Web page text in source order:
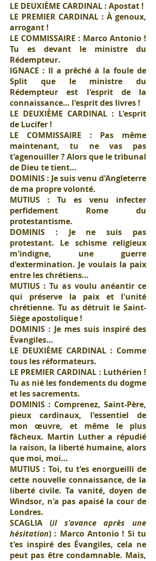
LE DEUXIÈME CARDINAL : Apostat !
LE PREMIER CARDINAL : À genoux,
arrogant !
LE COMMISSAIRE : Marco Antonio !
Tu es devant le ministre du
Rédempteur.
IGNACE : Il a prêché à la foule de
Split que le ministre du
Rédempteur est l'esprit de la
connaissance… l'esprit des livres !
LE DEUXIÈME CARDINAL : L'esprit
de Lucifer !
LE COMMISSAIRE : Pas même
maintenant, tu ne vas pas
t'agenouiller ? Alors que le tribunal
de Dieu te tient…
DOMINIS : Je suis venu d'Angleterre
de ma propre volonté.
MUTIUS : Tu es venu infecter
perfidement Rome du
protestantisme.
DOMINIS : Je ne suis pas
protestant. Le schisme religieux
m'indigne, une guerre
d'extermination. Je voulais la paix
entre les chrétiens…
MUTIUS : Tu as voulu anéantir ce
qui préserve la paix et l'unité
chrétienne. Tu as détruit le Saint-
Siège apostolique !
DOMINIS : Je mes suis inspiré des
Évangiles…
LE DEUXIÈME CARDINAL : Comme
tous les réformateurs.
LE PREMIER CARDINAL : Luthérien !
Tu as nié les fondements du dogme
et les sacrements.
DOMINIS : Comprenez, Saint-Père,
pieux cardinaux, l'essentiel de
mon œuvre, et même le plus
fâcheux. Martin Luther a répudié
la raison, la liberté humaine, alors
que moi, moi…
MUTIUS : Toi, tu t'es enorgueilli de
cette nouvelle connaissance, de la
liberté civile. Ta vanité, doyen de
Windsor, n'a pas apaisé la cour de
Londres.
SCAGLIA (il s'avance après une
hésitation) : Marco Antonio ! Si tu
t'es inspiré des Évangiles, cela ne
peut pas être condamnable. Mais,